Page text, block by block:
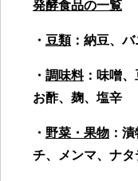
発酵食品の一覧
・ 豆類：納豆、
・ 調味料：味噌、
お酢、麹、塩辛
・ 野菜・果物 ：
チ、メンマ、ナタ